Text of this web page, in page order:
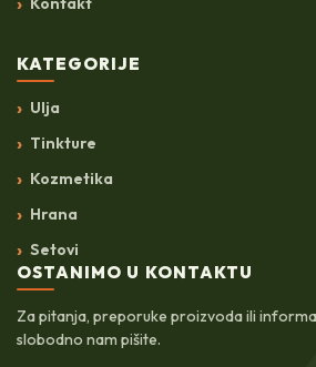
KATEGORIJE
Ulja
Tinkture
Kozmetika
Hrana
Setovi
OSTANIMO U KONTAKTU
Za pitanja, preporuke proizvoda ili
slobodno nam pišite.